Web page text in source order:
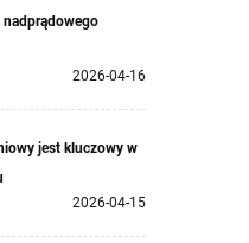
nadprądowego
2026-04-16
jest kluczowy w
2026-04-15